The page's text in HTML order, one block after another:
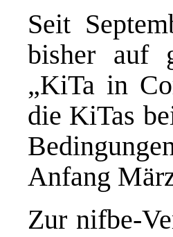
Seit
bisher auf
„KiTa in
die KiTas
Anfang
Zur nifbe-